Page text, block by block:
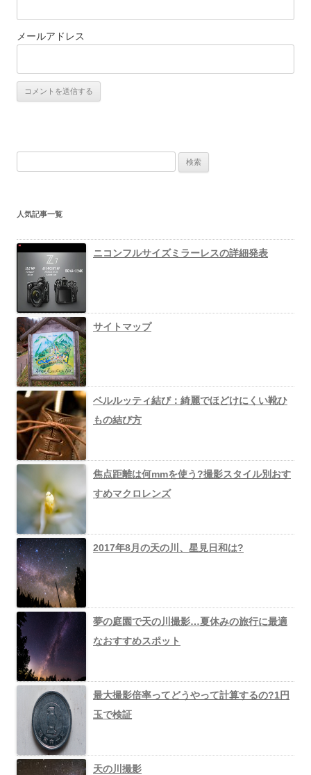
メールアドレス
索
人気記事一覧
ニコンフルサイズミラーレスの詳細発表
サイトマップ
ベルルッティ結び：綺麗でほどけにくい靴ひ
もの結び方
焦点距離は何mmを使う?撮影スタイル別おす
すめマクロレンズ
2017年8月の天の川、星見日和は?
夢の庭園で天の川撮影…夏休みの旅行に最適
なおすすめスポット
最大撮影倍率ってどうやって計算するの?1円
玉で検証
天の川撮影